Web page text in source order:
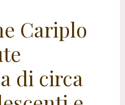
Cariplo
di circa